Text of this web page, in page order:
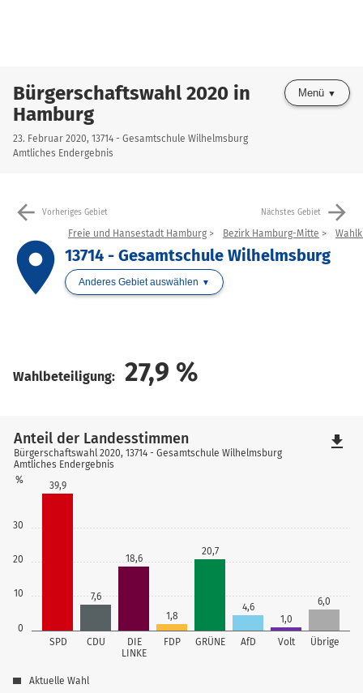
Bürgerschaftswahl 2020 in
Hamburg
23. Februar 2020, 13714 - Gesamtschule Wilhelmsburg
Amtliches Endergebnis
Menü
arrow_back Vorheriges Gebiet Nächstes Gebiet arrow_forward
place
Freie und Hansestadt Hamburg Bezirk Hamburg-Mitte
13714 - Gesamtschule Wilhelmsburg
Anderes Gebiet auswählen
Wahlbeteiligung: 27,9 %
0
10
20
30
%
SPD CDU
DIE
LINKE
FDP GRÜNE AfD Volt Übrige
39,9
7,6
18,6
1,8
20,7
4,6
1,0
6,0
Anteil der Landesstimmen
Bürgerschaftswahl 2020, 13714 - Gesamtschule Wilhelmsburg
Amtliches Endergebnis
Aktuelle Wahl
file_download